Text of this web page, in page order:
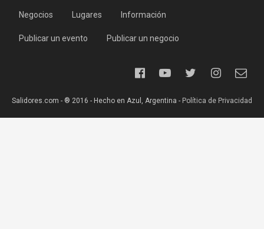
Negocios Lugares Información
Publicar un evento Publicar un negocio
Salidores.com - ® 2016 - Hecho en Azul, Argentina - Política de Privacidad